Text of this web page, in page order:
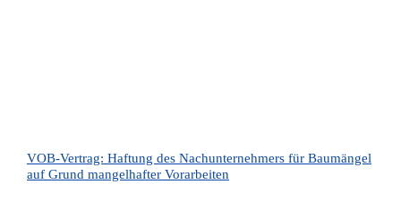
VOB-Vertrag: Haftung des Nachunternehmers für Baumängel
auf Grund mangelhafter Vorarbeiten